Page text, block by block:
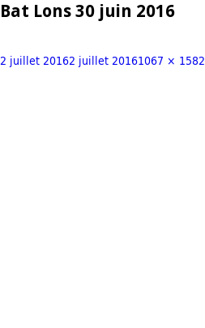
Bat Lons 30 juin 2016
2 juillet 20162 juillet 20161067 × 1582